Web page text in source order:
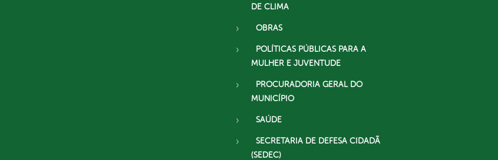
DE CLIMA
OBRAS
POLÍTICAS PÚBLICAS PARA A
MULHER E JUVENTUDE
PROCURADORIA GERAL DO
MUNICÍPIO
SAÚDE
SECRETARIA DE DEFESA CIDADÃ
(SEDEC)